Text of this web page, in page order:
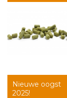
Nieuwe oogst
2025!